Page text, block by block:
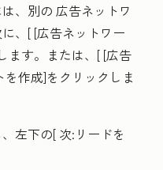
、別の 広告ネットワ
、[ [広告ネットワー
ます。または、[ [広告
を作成]をクリックしま
左下の[ 次:リードを